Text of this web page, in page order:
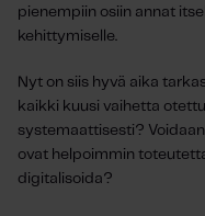
pienempiin osiin annat
kehittymiselle.
Nyt on siis hyvä aika
kaikki kuusi vaihetta
systemaattisesti?
ovat helpoimmin
digitalisoida?